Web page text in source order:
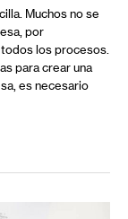
Muchos no se
por
los procesos.
para crear una
es necesario